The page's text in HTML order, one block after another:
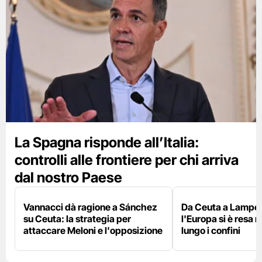
La Spagna risponde all’Italia:
controlli alle frontiere per chi arriva
dal nostro Paese
Vannacci dà ragione a Sánchez
su Ceuta: la strategia per
attaccare Meloni e l'opposizione
Da Ceuta a
l'Europa si è resa
lungo i confini